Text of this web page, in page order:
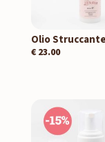
Olio
€23.00